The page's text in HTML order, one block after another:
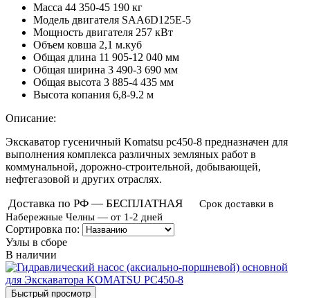
Масса 44 350-45 190 кг
Модель двигателя SAA6D125E-5
Мощность двигателя 257 кВт
Объем ковша 2,1 м.куб
Общая длина 11 905-12 040 мм
Общая ширина 3 490-3 690 мм
Общая высота 3 885-4 435 мм
Высота копания 6,8-9.2 м
Описание:
Экскаватор гусеничный Komatsu pc450-8 предназначен для
выполнения комплекса различных земляных работ в
коммунальной, дорожно-строительной, добывающей,
нефтегазовой и других отраслях.
Доставка по РФ — БЕСПЛАТНАЯ
Срок доставки в
Набережные Челны — от 1-2 дней
Сортировка по:
Узлы в сборе
В наличии